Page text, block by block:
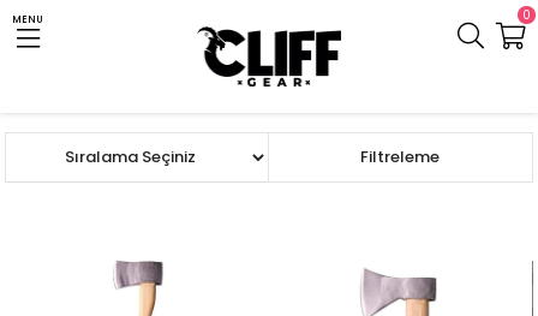
MENU 0
Filtreleme
Sıralama